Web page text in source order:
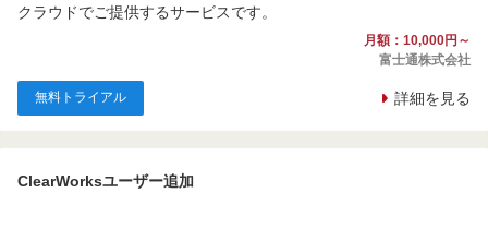
クラウドでご提供するサービスです。
月額：10,000円～
富士通株式会社
無料トライアル 詳細を見る
ClearWorksユーザー追加